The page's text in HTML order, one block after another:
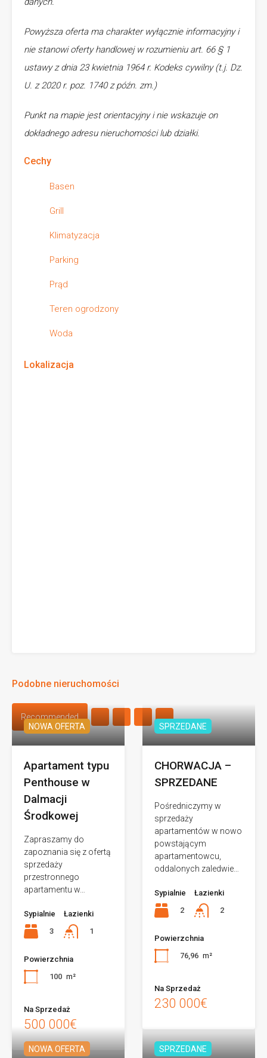
Powyższa oferta ma charakter wyłącznie informacyjny i
nie stanowi oferty handlowej w rozumieniu art. 66 § 1
ustawy z dnia 23 kwietnia 1964 r. Kodeks cywilny (t.j. Dz.
U. z 2020 r. poz. 1740 z późn. zm.)
Punkt na mapie jest orientacyjny i nie wskazuje on
dokładnego adresu nieruchomości lub działki.
Cechy
Basen
Grill
Klimatyzacja
Parking
Prąd
Teren ogrodzony
Woda
Lokalizacja
Podobne nieruchomości
Recommended
NOWA OFERTA
Apartament typu
Penthouse w
Dalmacji
Środkowej
Zapraszamy do
zapoznania się z ofertą
sprzedaży
przestronnego
apartamentu w…
Sypialnie
3
Łazienki
1
Powierzchnia
100 m²
Na Sprzedaż
500 000€
SPRZEDANE
CHORWACJA –
SPRZEDANE
Pośredniczymy w
sprzedaży
apartamentów w nowo
powstającym
apartamentowcu,
oddalonych zaledwie…
Sypialnie
2
Łazienki
2
Powierzchnia
76,96 m²
Na Sprzedaż
230 000€
NOWA OFERTA SPRZEDANE